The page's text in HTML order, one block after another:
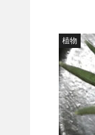
植物